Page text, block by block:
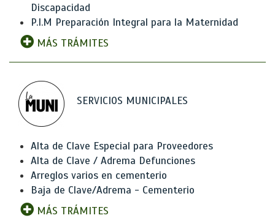
Discapacidad
P.I.M Preparación Integral para la Maternidad
MÁS TRÁMITES
SERVICIOS MUNICIPALES
Alta de Clave Especial para Proveedores
Alta de Clave / Adrema Defunciones
Arreglos varios en cementerio
Baja de Clave/Adrema - Cementerio
MÁS TRÁMITES